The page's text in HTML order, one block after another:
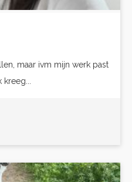
maar ivm mijn werk past